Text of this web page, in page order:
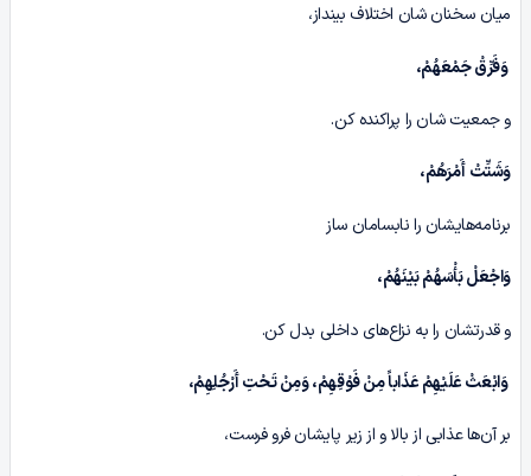
میان سخنان شان اختلاف بینداز،
وَفَرِّقْ جَمْعَهُمْ،
و جمعیت شان را پراکنده کن.
وَشَتِّتْ أَمْرَهُمْ،
برنامه‌هایشان را نابسامان ساز
وَاجْعَلْ بَأْسَهُمْ بَیْنَهُمْ،
و قدرتشان را به نزاع‌های داخلی بدل کن.
وَابْعَثْ عَلَیْهِمْ عَذَاباً مِنْ فَوْقِهِمْ، وَمِنْ تَحْتِ أَرْجُلِهِمْ،‏
بر آن‌ها عذابی از بالا و از زیر پایشان فرو فرست،